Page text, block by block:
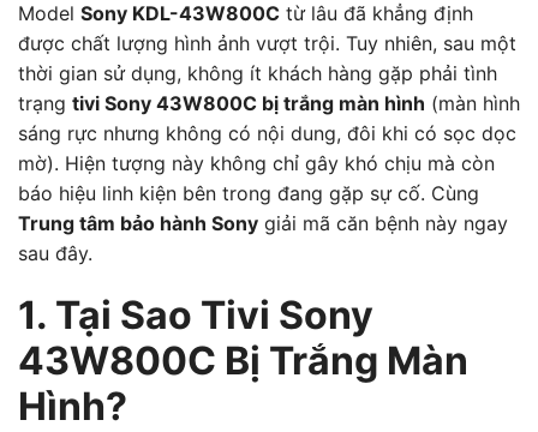
Model Sony KDL-43W800C từ lâu đã khẳng định
được chất lượng hình ảnh vượt trội. Tuy nhiên, sau một
thời gian sử dụng, không ít khách hàng gặp phải tình
trạng tivi Sony 43W800C bị trắng màn hình (màn hình
sáng rực nhưng không có nội dung, đôi khi có sọc dọc
mờ). Hiện tượng này không chỉ gây khó chịu mà còn
báo hiệu linh kiện bên trong đang gặp sự cố. Cùng
Trung tâm bảo hành Sony giải mã căn bệnh này ngay
sau đây.
1. Tại Sao Tivi Sony
43W800C Bị Trắng Màn
Hình?